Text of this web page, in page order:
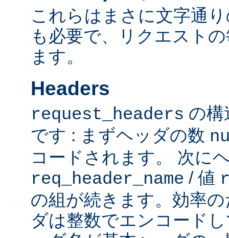
これらはまさに文字通
も必要で、リクエスト
ます。
Headers
request_headers の構
です : まずヘッダの数
コードされます。 次に
req_header_name / 値
の組が続きます。効率
ダは整数でエンコード